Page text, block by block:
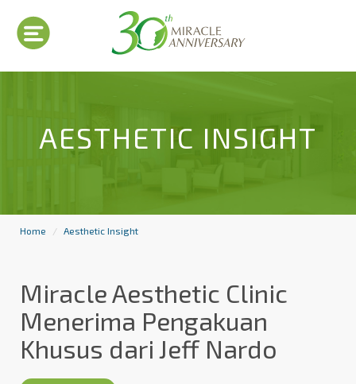
AESTHETIC INSIGHT
Home Aesthetic Insight
Miracle Aesthetic Clinic
Menerima Pengakuan
Khusus dari Jeff Nardo